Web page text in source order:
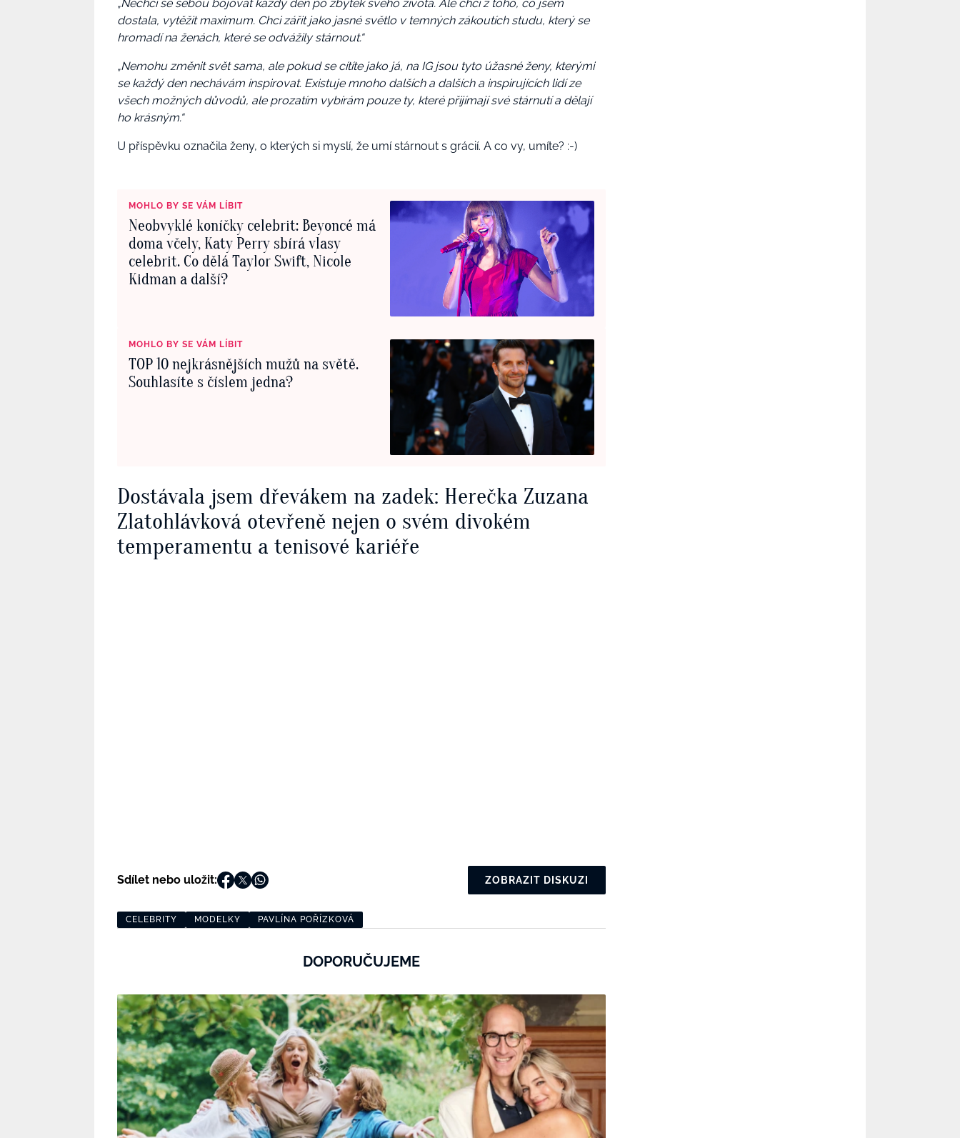
„Nechci se sebou bojovat každý den po zbytek svého života. Ale chci z toho, co jsem
dostala, vytěžit maximum. Chci zářit jako jasné světlo v temných zákoutích studu, který se
hromadí na ženách, které se odvážily stárnout.“
„Nemohu změnit svět sama, ale pokud se cítíte jako já, na IG jsou tyto úžasné ženy, kterými
se každý den nechávám inspirovat. Existuje mnoho dalších a dalších a inspirujících lidí ze
všech možných důvodů, ale prozatím vybírám pouze ty, které přijímají své stárnutí a dělají
ho krásným.“
U příspěvku označila ženy, o kterých si myslí, že umí stárnout s grácií. A co vy, umíte? :-)
MOHLO BY SE VÁM LÍBIT
Neobvyklé koníčky celebrit: Beyoncé má
doma včely, Katy Perry sbírá vlasy
celebrit. Co dělá Taylor Swift, Nicole
Kidman a další?
MOHLO BY SE VÁM LÍBIT
TOP 10 nejkrásnějších mužů na světě.
Souhlasíte s číslem jedna?
Dostávala jsem dřevákem na zadek: Herečka Zuzana
Zlatohlávková otevřeně nejen o svém divokém
temperamentu a tenisové kariéře
Sdílet nebo uložit: ZOBRAZIT DISKUZI
CELEBRITY MODELKY PAVLÍNA POŘÍZKOVÁ
DOPORUČUJEME